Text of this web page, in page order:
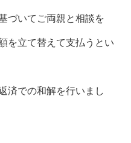
づいてご両親と相談を
を立て替えて支払うとい
済での和解を行いまし